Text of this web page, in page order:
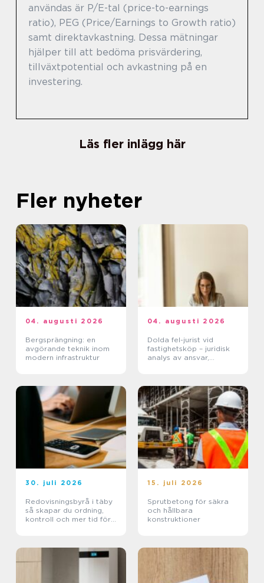
användas är P/E-tal (price-to-earnings
ratio), PEG (Price/Earnings to Growth ratio)
samt direktavkastning. Dessa mätningar
hjälper till att bedöma prisvärdering,
tillväxtpotential och avkastning på en
investering.
Läs fler inlägg här
Fler nyheter
04. augusti 2026
Bergsprängning: en
avgörande teknik inom
modern infrastruktur
04. augusti 2026
Dolda fel-jurist vid
fastighetsköp – juridisk
analys av ansvar,
30. juli 2026
Redovisningsbyrå i täby
så skapar du ordning,
kontroll och mer tid för
15. juli 2026
Sprutbetong för säkra
och hållbara
konstruktioner